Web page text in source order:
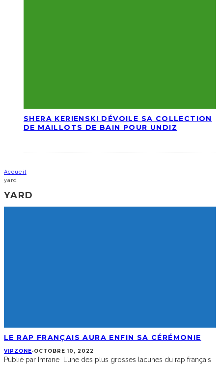
SHERA KERIENSKI DÉVOILE SA COLLECTION
DE MAILLOTS DE BAIN POUR UNDIZ
Accueil
yard
YARD
LE RAP FRANÇAIS AURA ENFIN SA CÉRÉMONIE
VIPZONE·OCTOBRE 10, 2022
Publié par Imrane L’une des plus grosses lacunes du rap français